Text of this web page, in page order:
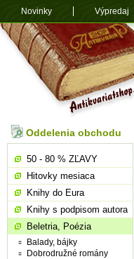
Oddelenia obchodu
50 - 80 % ZĽAVY
Hitovky mesiaca
Knihy do Eura
Knihy s podpisom autora
Beletria, Poézia
Balady, bájky
Dobrodružné romány
Novinky Výpredaj